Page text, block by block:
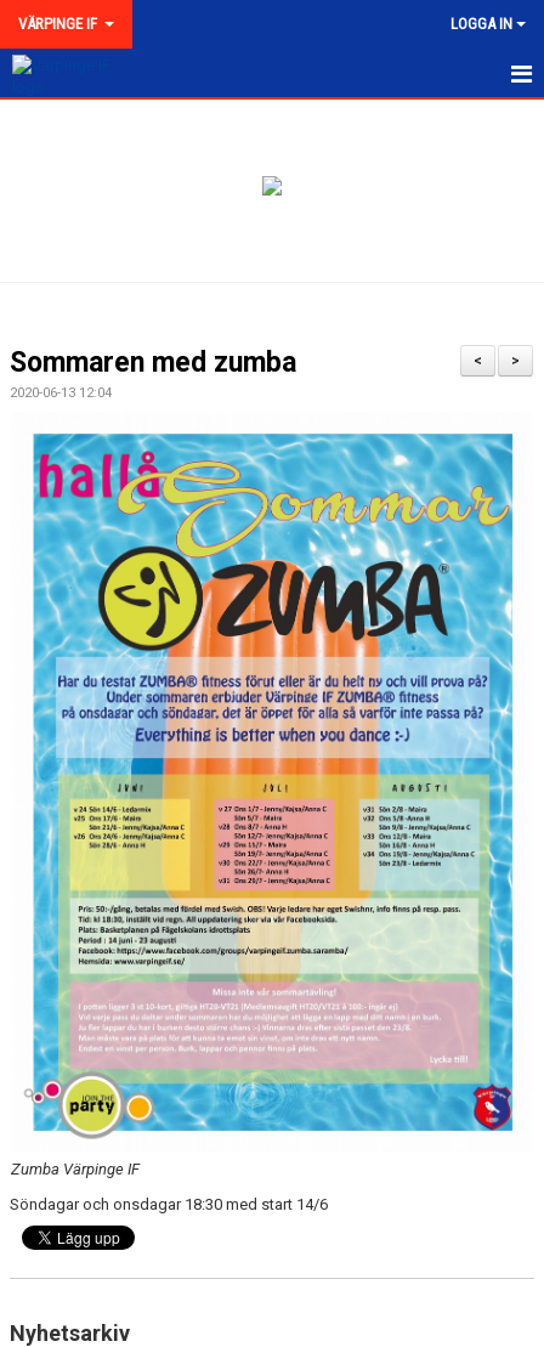
VÄRPINGE IF LOGGA IN
KLUBBKOLLEKTION
>
<
Sommaren med zumba
2020-06-13 12:04
Zumba Värpinge IF
Söndagar och onsdagar 18:30 med start 14/6
Nyhetsarkiv